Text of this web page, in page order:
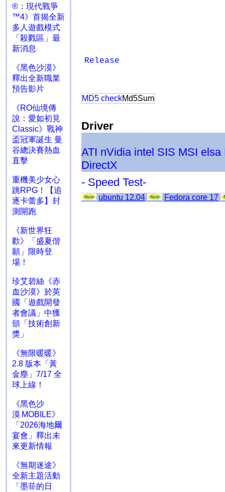
®：現代戰爭
™4》首揭全新
多人遊戲模式
「殺戮區」最
新消息
《黑色沙漠》
釋出全新職業
預告影片
《RO仙境傳
說：愛如初見
Classic》戰神
盃冠軍誕生 曼
谷總決賽熱血
直擊
重機美少女心
跳RPG！【追
逐卡蕾多】封
測開跑
《新世界狂
歡》「盛夏偕
願」限時登
場！
珍艾碧絲《赤
血沙漠》於英
國「遊戲開發
者會議」中獲
頒「技術創新
獎」
《無限暖暖》
2.8 版本「黃
金塵」7/17 全
球上線！
《黑色沙
漠 MOBILE》
「2026海地爾
宴會」釋出未
來更新情報
《無期迷途》
全新主題活動
「墨菲的日
Release
MD5 checkMd5Sum
Driver
ATI nVidia intel SIS MSI elsa
DirectX
- Speed Test-
ubuntu 12.04 Fedora core 17